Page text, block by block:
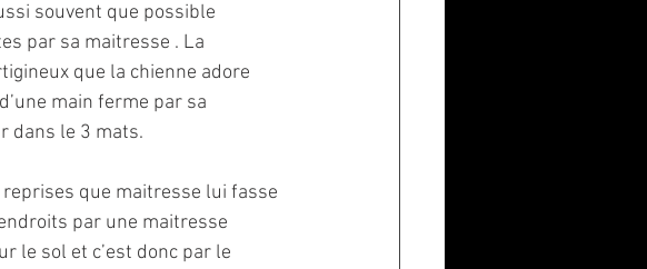
souvent que possible
par sa maitresse . La
que la chienne adore
main ferme par sa
dans le 3 mats.
que maitresse lui fasse
par une maitresse
le sol et c’est donc par le